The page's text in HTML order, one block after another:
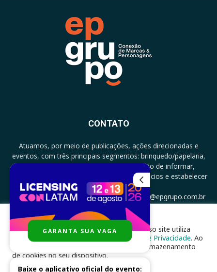
CONTATO
Atuamos, por meio de publicações, ações direcionadas e
eventos, com três principais segmentos: brinquedo/papelaria,
licenciamento e zero a três com a missão de informar,
documentar, proporcionar encontro de negócios e estabelecer
parcerias.
CONTATO: +5511994513097 - atendimento@epgrupo.com.br
SIGA-NOS
Para melhor experiência e navegação, nosso site utiliza
cookies, de acordo com a nossa
Política de Privacidade. Ao
clicar em “aceito”, você concorda com o armazenamento
de cookies no seu dispositivo.
GARANTA SUA VAGA
Baixe o aplicativo oficial do evento: